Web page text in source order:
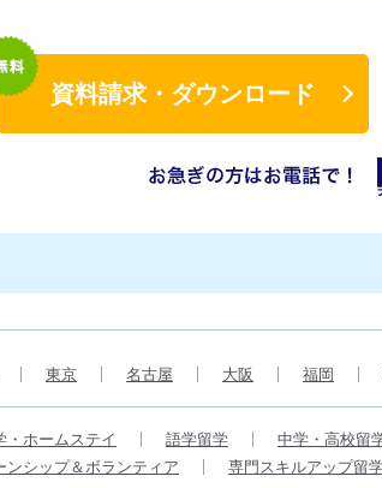
資料請求・ダウンロード
東京 名古屋 大阪 福岡
・ホームステイ 語学留学 中学・高校留
ンシップ＆ボランティア
専門スキルアップ留